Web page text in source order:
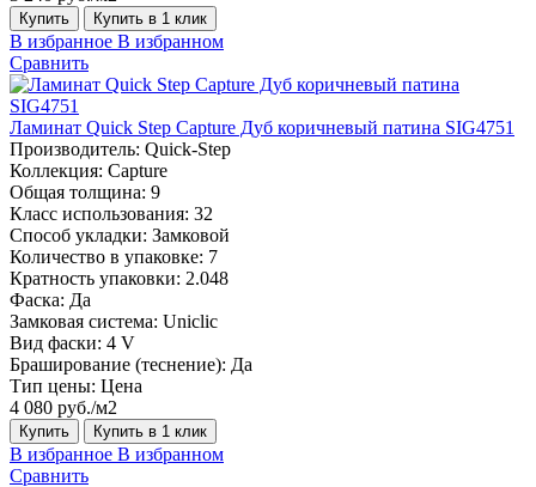
Купить Купить в 1 клик
В избранное В избранном
Сравнить
Ламинат Quick Step Capture Дуб коричневый патина SIG4751
Производитель: Quick-Step
Коллекция: Capture
Общая толщина: 9
Класс использования: 32
Способ укладки: Замковой
Количество в упаковке: 7
Кратность упаковки: 2.048
Фаска: Да
Замковая система: Uniclic
Вид фаски: 4 V
Браширование (теснение): Да
Тип цены: Цена
4 080 руб./м2
Купить Купить в 1 клик
В избранное В избранном
Сравнить